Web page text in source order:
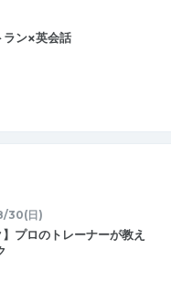
ラン×英会話
30(日)
プロのトレーナーが教え